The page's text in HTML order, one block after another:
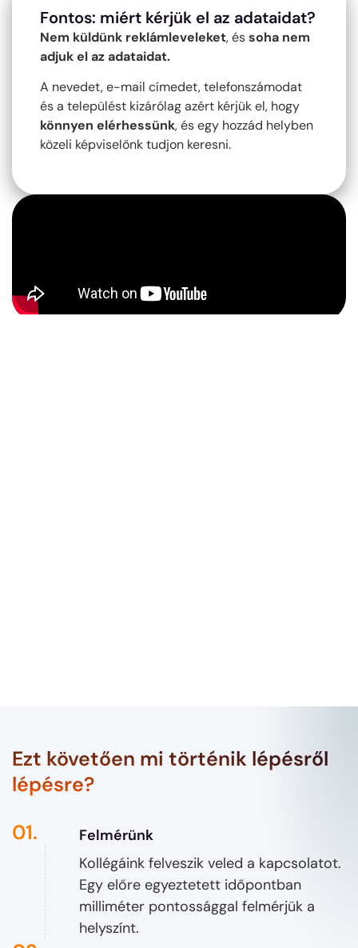
Fontos: miért kérjük el az adataidat?
Nem küldünk reklámleveleket, éssoha nem
adjuk el az adataidat.
A nevedet, e-mail címedet, telefonszámodat
és a települést kizárólag azért kérjük el, hogy
könnyen elérhessünk, és egy hozzád helyben
közeli képviselőnk tudjon keresni.
Ezt követően mi történik lépésről
lépésre?
01.
Felmérünk
Kollégáink felveszik veled a kapcsolatot.
Egy előre egyeztetett időpontban
milliméter pontossággal felmérjük a
helyszínt.